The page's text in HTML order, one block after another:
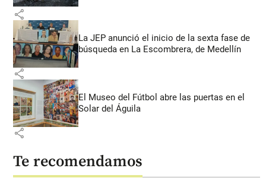
share
La JEP anunció el inicio de la sexta fase de
búsqueda en La Escombrera, de Medellín
share
El Museo del Fútbol abre las puertas en el
Solar del Águila
share
Te recomendamos